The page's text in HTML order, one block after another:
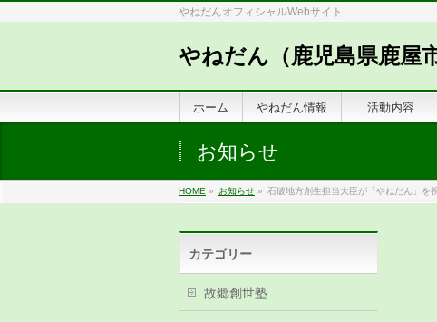
やねだんオフィシャルWebサイト
やねだん（鹿児島県鹿屋
ホーム やねだん情報 活動内容
お知らせ
HOME » お知らせ » 石破地方創生担当大臣が「やねだん」を
カテゴリー
故郷創世塾